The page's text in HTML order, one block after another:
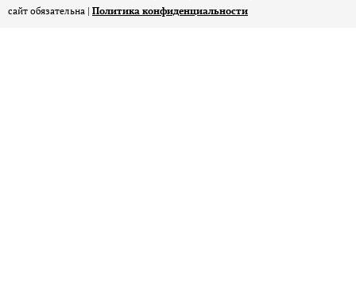
сайт обязательна | Политика конфиденциальности